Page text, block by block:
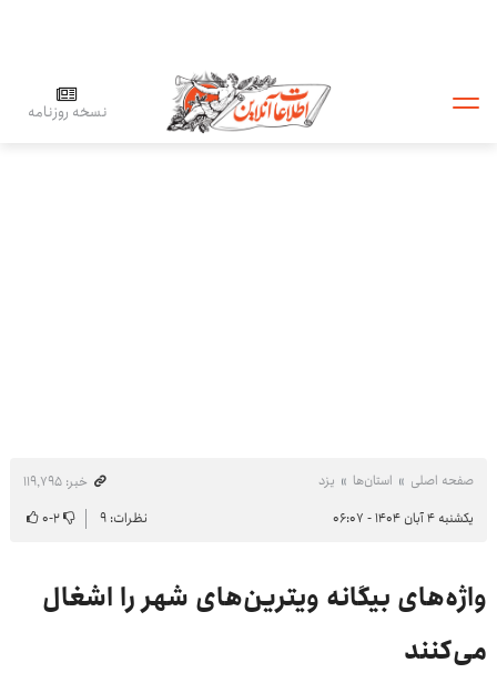
نسخه روزنامه
صفحه اصلی استان‌ها یزد
خبر: ۱۱۹٬۷۹۵
یکشنبه ۴ آبان ۱۴۰۴ - ۰۶:۰۷
نظرات: ۹ ۲-۰
واژه‌های بیگانه ویترین‌های شهر را اشغال
می‌کنند